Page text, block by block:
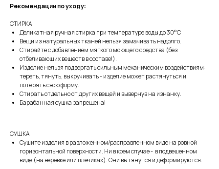
Рекомендации по уходу:
СТИРКА
Деликатная ручная стирка при температуре воды до 30°C
Вещи из натуральных тканей нельзя замачивать надолго.
Стирайте с добавлением мягкого моющего средства (без
отбеливающих веществ в составе!).
Изделие нельзя подвергать сильным механическим воздействиям:
тереть, тянуть, выкручивать - изделие может растянуться и
потерять свою форму.
Стирать отдельно от других вещей и вывернув на изнанку.
Барабанная сушка запрещена!
СУШКА
Сушите изделия в разложенном/расправленном виде на ровной
горизонтальной поверхности. Ни в коем случае - в подвешенном
виде (на веревке или плечиках). Они вытянутся и деформируются.